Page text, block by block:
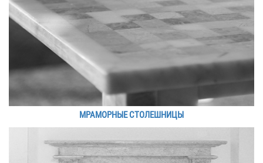
МРАМОРНЫЕ СТОЛЕШНИЦЫ